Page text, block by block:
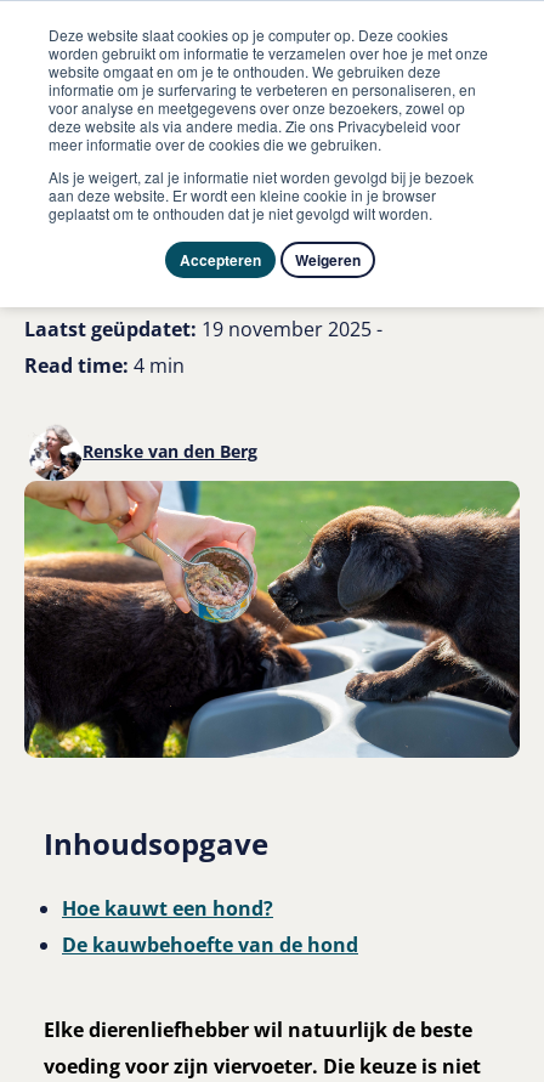
Deze website slaat cookies op je computer op. Deze cookies
worden gebruikt om informatie te verzamelen over hoe je met onze
website omgaat en om je te onthouden. We gebruiken deze
informatie om je surfervaring te verbeteren en personaliseren, en
voor analyse en meetgegevens over onze bezoekers, zowel op
deze website als via andere media. Zie ons Privacybeleid voor
meer informatie over de cookies die we gebruiken.
Als je weigert, zal je informatie niet worden gevolgd bij je bezoek
aan deze website. Er wordt een kleine cookie in je browser
geplaatst om te onthouden dat je niet gevolgd wilt worden.
Accepteren Weigeren
Hond
Is vers vlees slecht voor het gebit van jouw hond
Is vers vlees slecht voor het
gebit van jouw hond?
Laatst geüpdatet: 19 november 2025 -
Read time: 4 min
Renske van den Berg
Inhoudsopgave
Hoe kauwt een hond?
De kauwbehoefte van de hond
Elke dierenliefhebber wil natuurlijk de beste
voeding voor zijn viervoeter. Die keuze is niet